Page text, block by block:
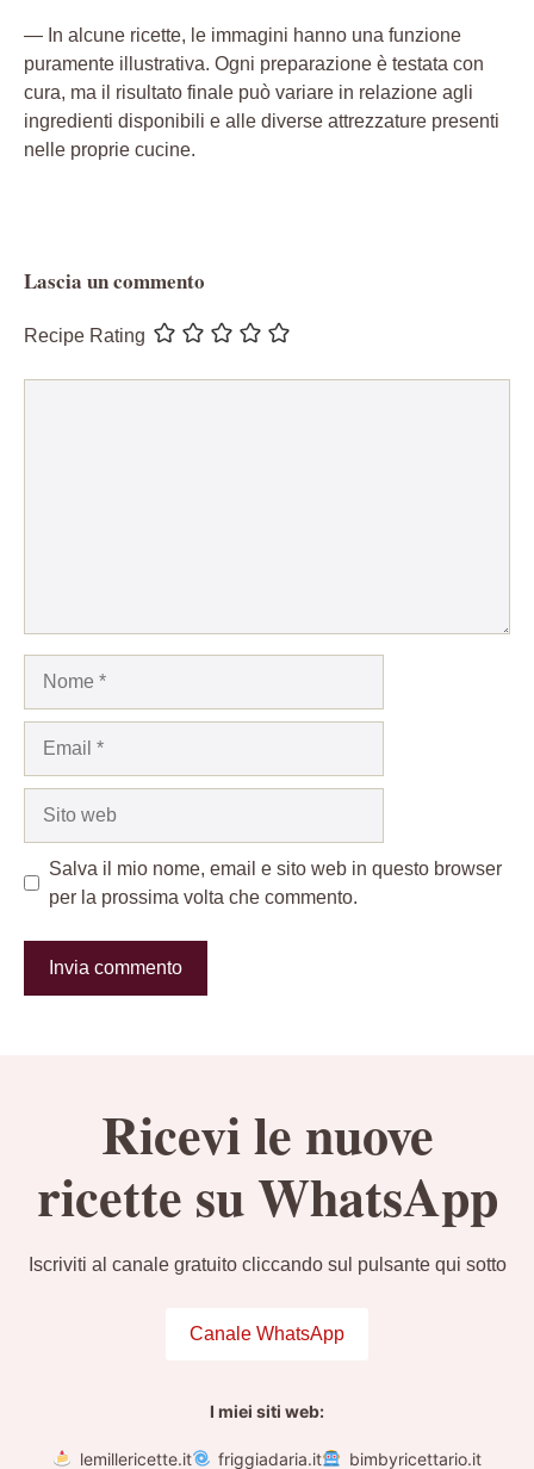
— In alcune ricette, le immagini hanno una funzione
puramente illustrativa. Ogni preparazione è testata con
cura, ma il risultato finale può variare in relazione agli
ingredienti disponibili e alle diverse attrezzature presenti
nelle proprie cucine.
Lascia un commento
Recipe Rating
Salva il mio nome, email e sito web in questo browser
per la prossima volta che commento.
Ricevi le nuove
ricette su WhatsApp
Iscriviti al canale gratuito cliccando sul pulsante qui sotto
Canale WhatsApp
I miei siti web:
lemillericette.it friggiadaria.it bimbyricettario.it